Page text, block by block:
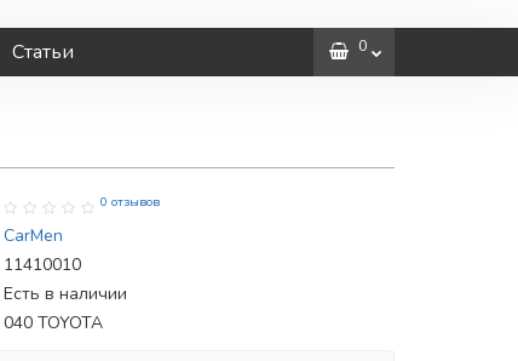
Статьи 0
0 отзывов
CarMen
11410010
Есть в наличии
040 TOYOTA